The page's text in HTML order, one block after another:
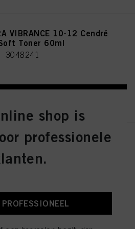
VIBRANCE 10-12 Cendré
Toner 60ml
3048241
VIBRANCE 4-13 Medium
Cendré Matte 60ml
3048290
REGISTEREN EN KOPEN
shop is
professionele